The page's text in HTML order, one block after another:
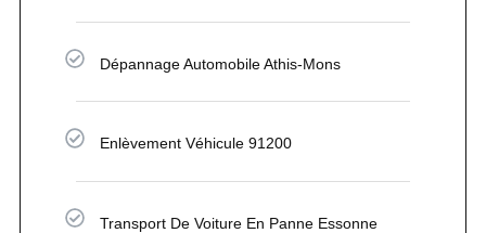
Dépannage Automobile Athis-Mons
Enlèvement Véhicule 91200
Transport De Voiture En Panne Essonne